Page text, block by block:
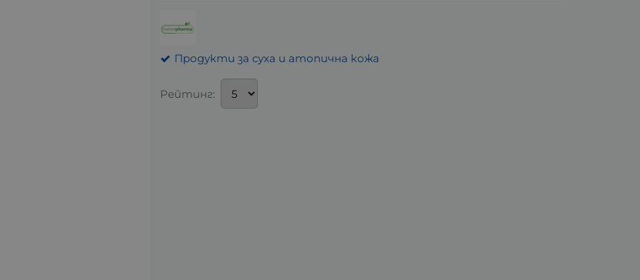
Продукти за суха и атопична кожа
Рейтинг: